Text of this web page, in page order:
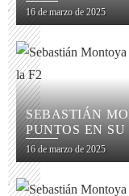
16 de marzo de 2025
SEBASTIÁN
PUNTOS EN
16 de marzo de 2025